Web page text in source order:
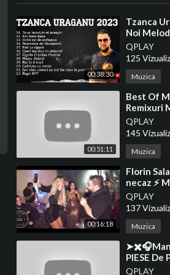
00:38:30
⁣Tzanca
Noi
cu Tzanca
QPLAY
125
Muzica
00:51:11
⁣Best Of
Remixuri
Music
QPLAY
145
Muzica
00:16:18
⁣Florin
necaz ⚡
QPLAY
137
Muzica
PIESE
NICO
QPLAY